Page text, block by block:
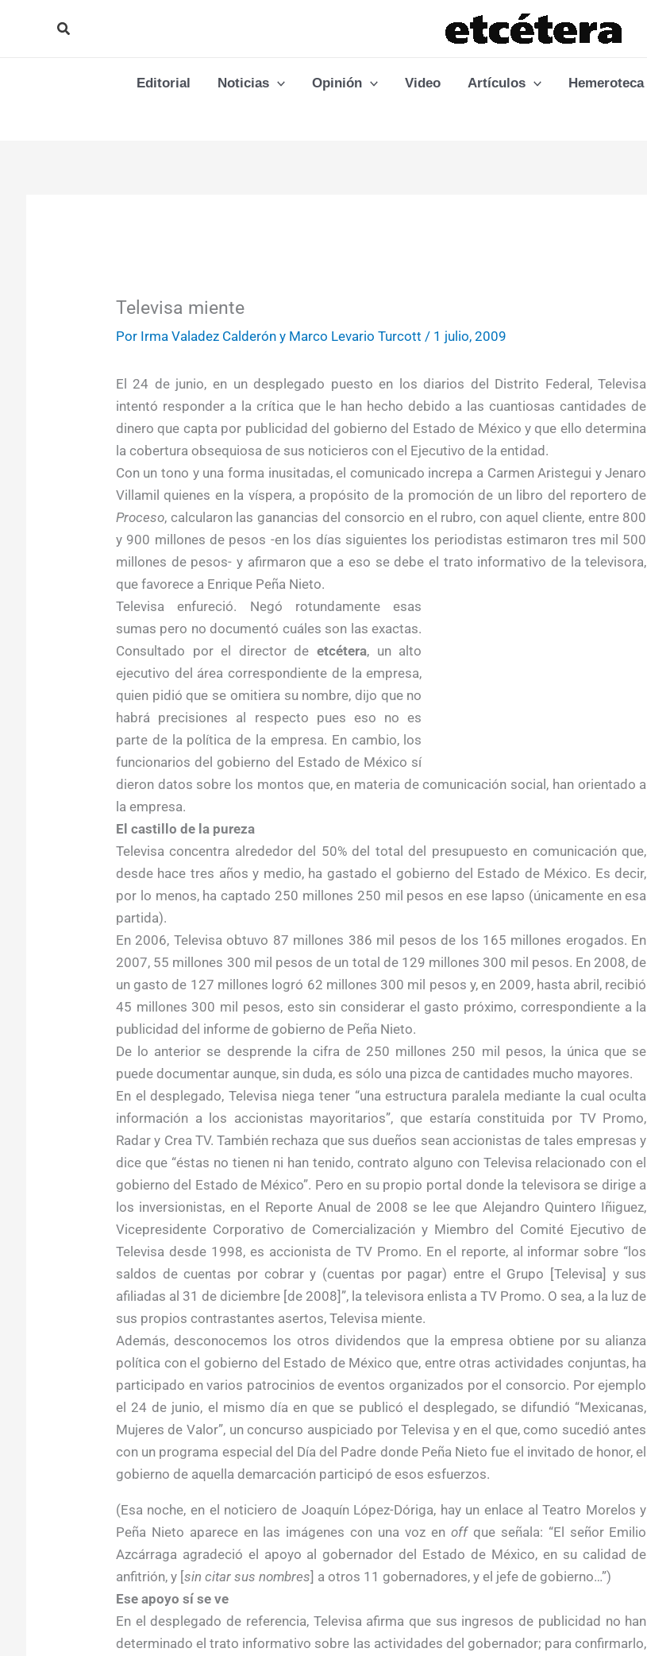
Buscar
Editorial Noticias Opinión Video Artículos Hemeroteca
Televisa miente
Por Irma Valadez Calderón y Marco Levario Turcott / 1 julio, 2009
El 24 de junio, en un desplegado puesto en los diarios del Distrito Federal, Televisa
intentó responder a la crítica que le han hecho debido a las cuantiosas cantidades de
dinero que capta por publicidad del gobierno del Estado de México y que ello determina
la cobertura obsequiosa de sus noticieros con el Ejecutivo de la entidad.
Con un tono y una forma inusitadas, el comunicado increpa a Carmen Aristegui y Jenaro
Villamil quienes en la víspera, a propósito de la promoción de un libro del reportero de
Proceso, calcularon las ganancias del consorcio en el rubro, con aquel cliente, entre 800
y 900 millones de pesos -en los días siguientes los periodistas estimaron tres mil 500
millones de pesos- y afirmaron que a eso se debe el trato informativo de la televisora,
que favorece a Enrique Peña Nieto.
Televisa enfureció. Negó rotundamente esas
sumas pero no documentó cuáles son las exactas.
Consultado por el director deetcétera, un alto
ejecutivo del área correspondiente de la empresa,
quien pidió que se omitiera su nombre, dijo que no
habrá precisiones al respecto pues eso no es
parte de la política de la empresa. En cambio, los
funcionarios del gobierno del Estado de México sí
dieron datos sobre los montos que, en materia de comunicación social, han orientado a
la empresa.
El castillo de la pureza
Televisa concentra alrededor del 50% del total del presupuesto en comunicación que,
desde hace tres años y medio, ha gastado el gobierno del Estado de México. Es decir,
por lo menos, ha captado 250 millones 250 mil pesos en ese lapso (únicamente en esa
partida).
En 2006, Televisa obtuvo 87 millones 386 mil pesos de los 165 millones erogados. En
2007, 55 millones 300 mil pesos de un total de 129 millones 300 mil pesos. En 2008, de
un gasto de 127 millones logró 62 millones 300 mil pesos y, en 2009, hasta abril, recibió
45 millones 300 mil pesos, esto sin considerar el gasto próximo, correspondiente a la
publicidad del informe de gobierno de Peña Nieto.
De lo anterior se desprende la cifra de 250 millones 250 mil pesos, la única que se
puede documentar aunque, sin duda, es sólo una pizca de cantidades mucho mayores.
En el desplegado, Televisa niega tener “una estructura paralela mediante la cual oculta
información a los accionistas mayoritarios”, que estaría constituida por TV Promo,
Radar y Crea TV. También rechaza que sus dueños sean accionistas de tales empresas y
dice que “éstas no tienen ni han tenido, contrato alguno con Televisa relacionado con el
gobierno del Estado de México”. Pero en su propio portal donde la televisora se dirige a
los inversionistas, en el Reporte Anual de 2008 se lee que Alejandro Quintero Iñiguez,
Vicepresidente Corporativo de Comercialización y Miembro del Comité Ejecutivo de
Televisa desde 1998, es accionista de TV Promo. En el reporte, al informar sobre “los
saldos de cuentas por cobrar y (cuentas por pagar) entre el Grupo [Televisa] y sus
afiliadas al 31 de diciembre [de 2008]”, la televisora enlista a TV Promo. O sea, a la luz de
sus propios contrastantes asertos, Televisa miente.
Además, desconocemos los otros dividendos que la empresa obtiene por su alianza
política con el gobierno del Estado de México que, entre otras actividades conjuntas, ha
participado en varios patrocinios de eventos organizados por el consorcio. Por ejemplo
el 24 de junio, el mismo día en que se publicó el desplegado, se difundió “Mexicanas,
Mujeres de Valor”, un concurso auspiciado por Televisa y en el que, como sucedió antes
con un programa especial del Día del Padre donde Peña Nieto fue el invitado de honor, el
gobierno de aquella demarcación participó de esos esfuerzos.
(Esa noche, en el noticiero de Joaquín López-Dóriga, hay un enlace al Teatro Morelos y
Peña Nieto aparece en las imágenes con una voz en off que señala: “El señor Emilio
Azcárraga agradeció el apoyo al gobernador del Estado de México, en su calidad de
anfitrión, y [sin citar sus nombres] a otros 11 gobernadores, y el jefe de gobierno…”)
Ese apoyo sí se ve
En el desplegado de referencia, Televisa afirma que sus ingresos de publicidad no han
determinado el trato informativo sobre las actividades del gobernador; para confirmarlo,